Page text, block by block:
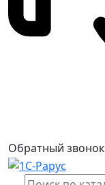
Обратный звонок